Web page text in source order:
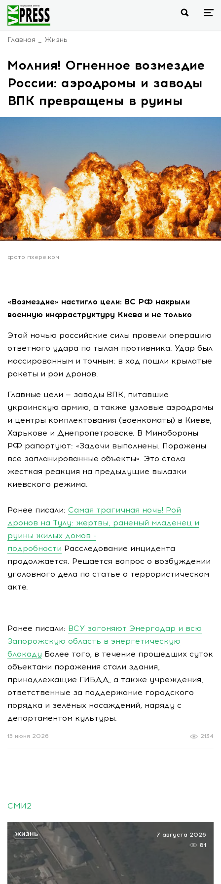
Главная Жизнь
Молния! Огненное возмездие
России: аэродромы и заводы
ВПК превращены в руины
фото пхере.ком
«Возмездие» настигло цели: ВС РФ накрыли
военную инфраструктуру Киева и не только
Этой ночью российские силы провели операцию
ответного удара по тылам противника. Удар был
массированным и точным: в ход пошли крылатые
ракеты и рои дронов.
Главные цели — заводы ВПК, питавшие
украинскую армию, а также узловые аэродромы
и центры комплектования (военкоматы) в Киеве,
Харькове и Днепропетровске. В Минобороны
РФ рапортуют: «Задачи выполнены. Поражены
все запланированные объекты». Это стала
жесткая реакция на предыдущие вылазки
киевского режима.
Ранее писали: Самая трагичная ночь! Рой
дронов на Тулу: жертвы, раненый младенец и
руины жилых домов -
подробности Расследование инцидента
продолжается. Решается вопрос о возбуждении
уголовного дела по статье о террористическом
акте.
Ранее писали: ВСУ загоняют Энергодар и всю
Запорожскую область в энергетическую
блокаду Более того, в течение прошедших суток
объектами поражения стали здания,
принадлежащие ГИБДД, а также учреждения,
ответственные за поддержание городского
порядка и зелёных насаждений, наряду с
департаментом культуры.
2134
15 июня 2026
СМИ2
7 августа 2026
81
ЖИЗНЬ